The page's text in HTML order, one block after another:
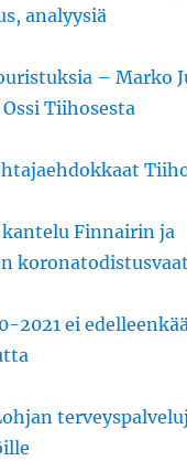
analyysiä
– Marko
Tiihosesta
kantelu Finnairin ja
2021 ei